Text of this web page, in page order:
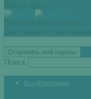
Войти через:
Всоатновление пароля
Восстановите свой пароль
Поиск
Вход/Регистрация